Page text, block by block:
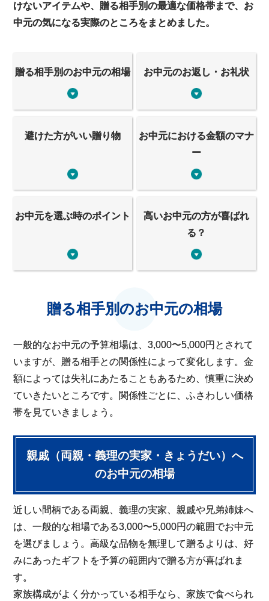
けないアイテムや、贈る相手別の最適な価格帯まで、お
中元の気になる実際のところをまとめました。
贈る相手別のお中元の相場 お中元のお返し・お礼状
避けた方がいい贈り物
お中元における金額のマナ
ー
お中元を選ぶ時のポイント
高いお中元の方が喜ばれ
る？
贈る相手別のお中元の相場
一般的なお中元の予算相場は、3,000〜5,000円とされて
いますが、贈る相手との関係性によって変化します。金
額によっては失礼にあたることもあるため、慎重に決め
ていきたいところです。関係性ごとに、ふさわしい価格
帯を見ていきましょう。
親戚（両親・義理の実家・きょうだい）へ
のお中元の相場
近しい間柄である両親、義理の実家、親戚や兄弟姉妹へ
は、一般的な相場である3,000〜5,000円の範囲でお中元
を選びましょう。高級な品物を無理して贈るよりは、好
みにあったギフトを予算の範囲内で贈る方が喜ばれま
す。
家族構成がよく分かっている相手なら、家族で食べられ